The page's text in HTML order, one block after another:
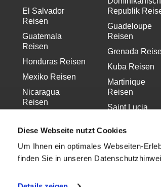
Diese Webseite nutzt Cookies
Um Ihnen ein optimales Webseiten-
finden Sie in unseren
El Salvador
Reisen
Guatemala
Reisen
Honduras Reisen
Mexiko Reisen
Nicaragua
Reisen
Republik
Guadeloupe
Reisen
Grenada
Kuba Reisen
Martinique
Reisen
Saint Lucia